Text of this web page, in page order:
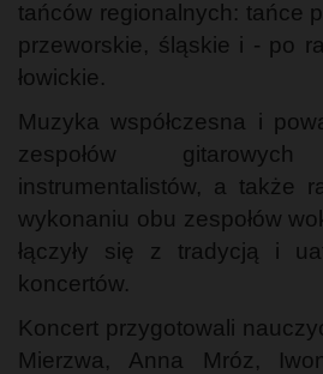
tańców regionalnych: tańce
przeworskie, śląskie i - po
łowickie.
Muzyka współczesna i
zespołów
instrumentalistów, a także
wykonaniu obu zespołów
łączyły się z tradycją i
koncertów.
Koncert przygotowali
Mierzwa, Anna Mróz,